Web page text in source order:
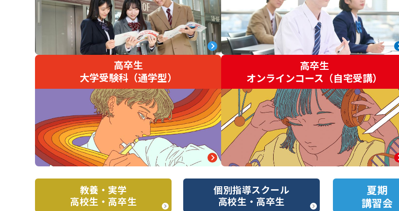
高卒生
大学受験科（通学型）
高卒生
オンラインコース（自宅受講）
教養・実学
高校生・高卒生
個別指導スクール
高校生・高卒生
夏期
講習会